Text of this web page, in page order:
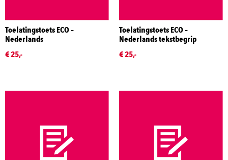
Toelatingstoets ECO –
Nederlands
€ 25,-
Toelatingstoets ECO –
Nederlands tekstbegrip
€ 25,-